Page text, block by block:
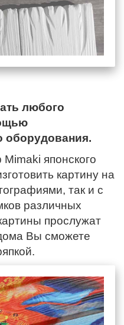
любого
оборудования.
японского
картину на
так и с
различных
прослужат
Вы сможете